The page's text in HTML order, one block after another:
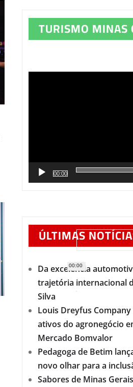
TURISMO MINAS
00:00
00:00
ÚLTIMAS
Da excelência
trajetória internacional
Silva
Louis Dreyfus
ativos do agronegócio
Mercado Bomvalor
Pedagoga de Betim
novo olhar para a
Sabores de Minas